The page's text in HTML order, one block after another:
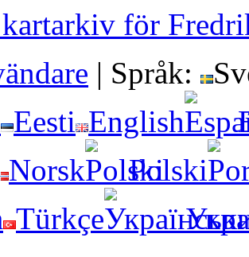
för
| Språk:
Eesti English
Norsk
Polski
Türkçe